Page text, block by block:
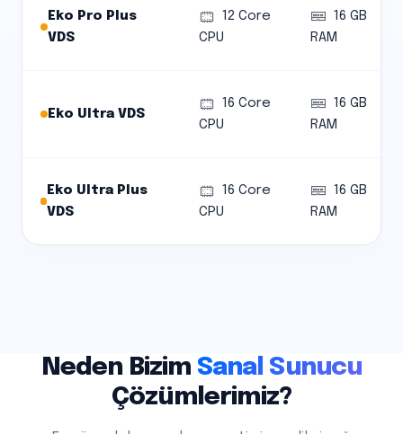
Eko Pro Plus
VDS
12 Core
CPU
16 GB
RAM
Eko Ultra VDS
16 Core
CPU
16 GB
RAM
Eko Ultra Plus
VDS
16 Core
CPU
16 GB
RAM
Neden Bizim Sanal Sunucu
Çözümlerimiz?